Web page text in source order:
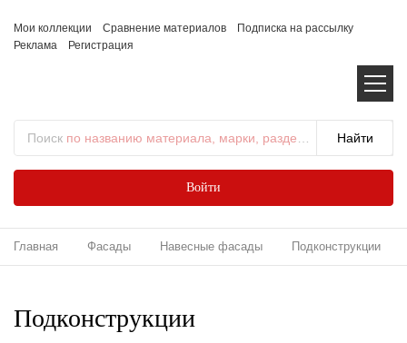
Мои коллекции Сравнение материалов
Подписка на рассылку
Реклама
Регистрация
Поиск по названию материала, марки, раздела...
Войти
Главная Фасады Навесные фасады Подконструкции
Подконструкции